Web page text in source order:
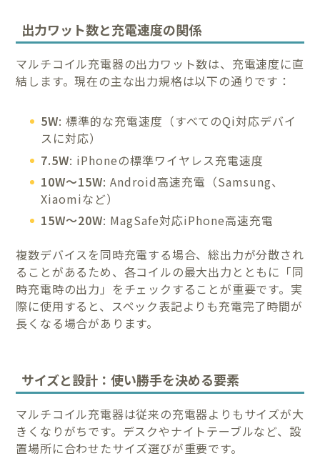
出力ワット数と充電速度の関係
マルチコイル充電器の出力ワット数は、充電速度に直
結します。現在の主な出力規格は以下の通りです：
5W: 標準的な充電速度（すべてのQi対応デバイ
スに対応）
7.5W: iPhoneの標準ワイヤレス充電速度
10W～15W: Android高速充電（Samsung、
Xiaomiなど）
15W～20W: MagSafe対応iPhone高速充電
複数デバイスを同時充電する場合、総出力が分散され
ることがあるため、各コイルの最大出力とともに「同
時充電時の出力」をチェックすることが重要です。実
際に使用すると、スペック表記よりも充電完了時間が
長くなる場合があります。
サイズと設計：使い勝手を決める要素
マルチコイル充電器は従来の充電器よりもサイズが大
きくなりがちです。デスクやナイトテーブルなど、設
置場所に合わせたサイズ選びが重要です。